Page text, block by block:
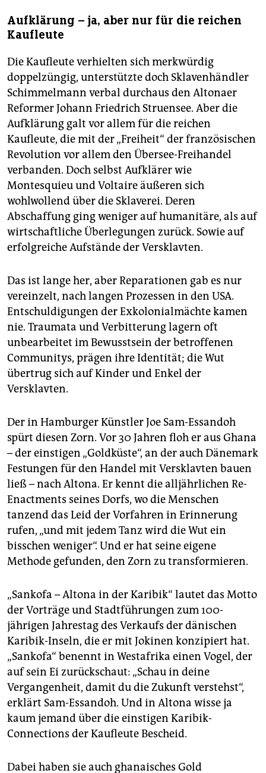
Aufklärung – ja, aber nur für die reichen
Kaufleute
Die Kaufleute verhielten sich merkwürdig
doppelzüngig, unterstützte doch Sklavenhändler
Schimmelmann verbal durchaus den Altonaer
Reformer Johann Friedrich Struensee. Aber die
Aufklärung galt vor allem für die reichen
Kaufleute, die mit der „Freiheit“ der französischen
Revolution vor allem den Übersee-Freihandel
verbanden. Doch selbst Aufklärer wie
Montesquieu und Voltaire äußeren sich
wohlwollend über die Sklaverei. Deren
Abschaffung ging weniger auf humanitäre, als auf
wirtschaftliche Überlegungen zurück. Sowie auf
erfolgreiche Aufstände der Versklavten.
Das ist lange her, aber Reparationen gab es nur
vereinzelt, nach langen Prozessen in den USA.
Entschuldigungen der Exkolonialmächte kamen
nie. Traumata und Verbitterung lagern oft
unbearbeitet im Bewusstsein der betroffenen
Communitys, prägen ihre Identität; die Wut
übertrug sich auf Kinder und Enkel der
Versklavten.
Der in Hamburger Künstler Joe Sam-Essandoh
spürt diesen Zorn. Vor 30 Jahren floh er aus Ghana
– der einstigen „Goldküste“, an der auch Dänemark
Festungen für den Handel mit Versklavten bauen
ließ – nach Altona. Er kennt die alljährlichen Re-
Enactments seines Dorfs, wo die Menschen
tanzend das Leid der Vorfahren in Erinnerung
rufen, „und mit jedem Tanz wird die Wut ein
bisschen weniger“. Und er hat seine eigene
Methode gefunden, den Zorn zu transformieren.
„Sankofa – Altona in der Karibik“ lautet das Motto
der Vorträge und Stadtführungen zum 100-
jährigen Jahrestag des Verkaufs der dänischen
Karibik-Inseln, die er mit Jokinen konzipiert hat.
„Sankofa“ benennt in Westafrika einen Vogel, der
auf sein Ei zurückschaut: „Schau in deine
Vergangenheit, damit du die Zukunft verstehst“,
erklärt Sam-Essandoh. Und in Altona wisse ja
kaum jemand über die einstigen Karibik-
Connections der Kaufleute Bescheid.
Dabei haben sie auch ghanaisches Gold